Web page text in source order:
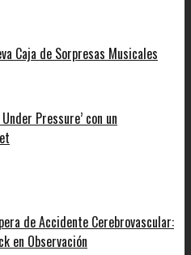
Caja de Sorpresas Musicales
Pressure’ con un
de Accidente Cerebrovascular:
en Observación